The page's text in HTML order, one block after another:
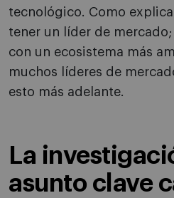
tecnológico. Como
tener un líder de
con un ecosistema más
muchos líderes de
esto más adelante.
La
asunto clave